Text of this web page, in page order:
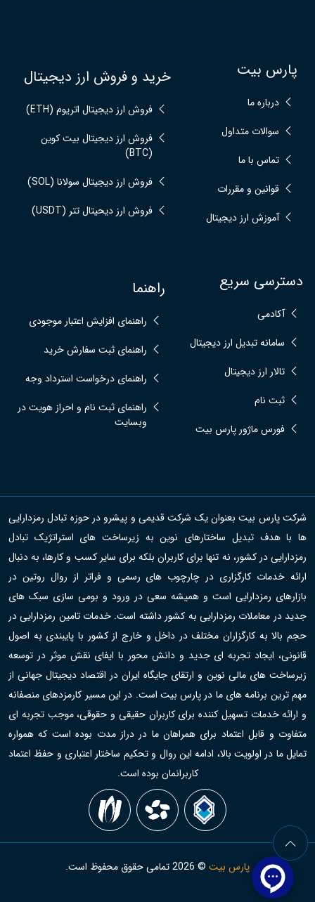
پارس بیت
درباره ما
سوالات متداول
تماس با ما
قوانین و مقررات
آموزش ارز دیجیتال
خرید و فروش ارز دیجیتال
فروش ارز دیجیتال اتریوم (ETH)
فروش ارز دیجیتال بیت کوین
(BTC)
فروش ارز دیجیتال سولانا (SOL)
فروش ارز دیحیتال تتر (USDT)
دسترسی سریع
آکادمی
سامانه تبدیل ارز دیجیتال
تالار ارز دیجیتال
ثبت نام
فورس ماژور پارس بیت
راهنما
راهنمای افزایش اعتبار موجودی
راهنمای ثبت سفارش خرید
راهنمای درخواست استرداد وجه
راهنمای ثبت نام و احراز هویت در
وبسایت
شرکت پارس بیت بعنوان یک شرکت قدیمی و پیشرو در حوزه تبادل رمزدارایی
ها با هدف تبدیل ساختارهای نوین به زیرساخت های استراتژیک تبادل
رمزدارایی در کشور، نه تنها برای کاربران بلکه برای سایر کسب و کارها، به دنبال
ارائه خدمات کارگزاری در چارچوب های رسمی و فراتر از روال روتین در
بازارهای رمزدارایی است و همیشه سعی در ورود و بومی سازی سبک های
جدید در معاملات رمزدارایی به کشور داشته است. خدمات تامین رمزدارایی در
حجم بالا به کارگزاران مختلف در داخل و خارج از کشور با پایبندی به اصول
قانونی، ایجاد تجربه ای جدید و دانش محور با ایفای نقش موثر در توسعه
زیرساخت های مالی نوین و ارتقای جایگاه ایران در اقتصاد دیجیتال جهانی از
مهم ترین برنامه های ما در پارس بیت است. در این مسیر کارمزدهای منصفانه
و ارائه خدمات تسهیل کننده برای کاربران حقیقی و حقوقی، موجب تجربه ای
متفاوت و قابل اعتماد برای همراهان ما در دراز مدت بوده است که همواره
تمایل ما در اولویت بالا، ادامه این روال و تحکیم ساختار اعتباری و حفظ اعتماد
کاربرانمان بوده است.
پارس بیت ©
2026تمامی حقوق محفوظ است.